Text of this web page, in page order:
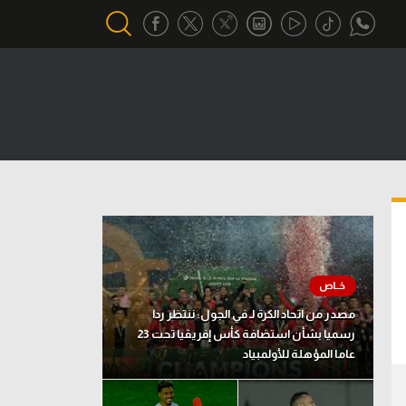
تحقيق في الجول
تقرير في الجول
تحليل في الجول
حكايات في الجول
كويز في الجول
فيديو في الجول
مصدر من اتحاد الكرة لـ في الجول: ننتظر ردا
رسميا بشأن استضافة كأس إفريقيا تحت 23
عاما المؤهلة للأولمبياد